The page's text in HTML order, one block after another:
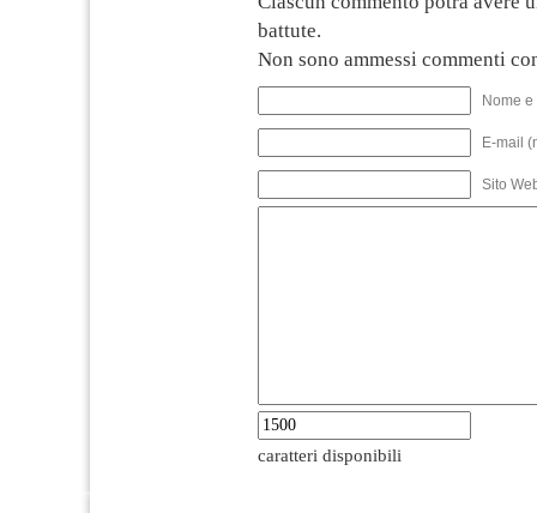
battute.
Non sono ammessi commenti
Nome
E-mail
Sito
caratteri disponibili